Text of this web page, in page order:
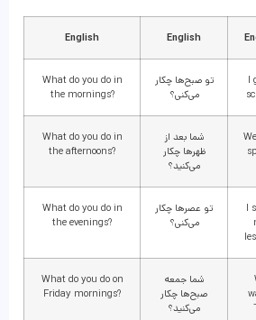
English
English
I
تو صبح‌ها چکار
می‌کنی؟
What do you do in
the mornings?
شما بعد از
ظهرها چکار
می‌کنید؟
What do you do in
the afternoons?
I
تو عصرها چکار
می‌کنی؟
What do you do in
the evenings?
شما جمعه
صبح‌ها چکار
می‌کنید؟
What do you do on
Friday mornings?